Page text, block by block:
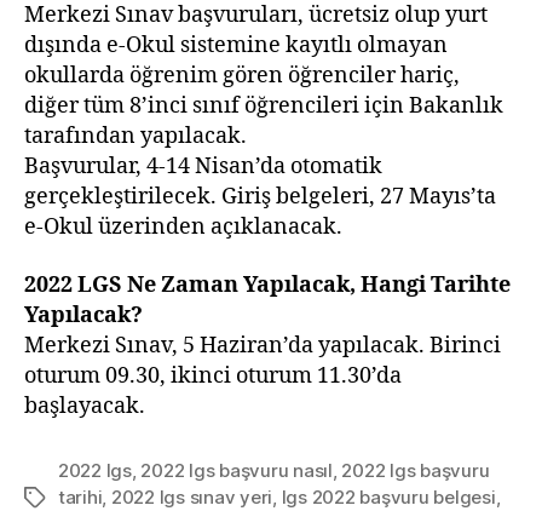
Merkezi Sınav başvuruları, ücretsiz olup yurt
dışında e-Okul sistemine kayıtlı olmayan
okullarda öğrenim gören öğrenciler hariç,
diğer tüm 8’inci sınıf öğrencileri için Bakanlık
tarafından yapılacak.
Başvurular, 4-14 Nisan’da otomatik
gerçekleştirilecek. Giriş belgeleri, 27 Mayıs’ta
e-Okul üzerinden açıklanacak.
2022 LGS Ne Zaman Yapılacak, Hangi Tarihte
Yapılacak?
Merkezi Sınav, 5 Haziran’da yapılacak. Birinci
oturum 09.30, ikinci oturum 11.30’da
başlayacak.
Etiketler
2022 lgs, 2022 lgs başvuru nasıl 2022 lgs başvuru
tarihi 2022 lgs sınav yeri lgs 2022 başvuru belgesi